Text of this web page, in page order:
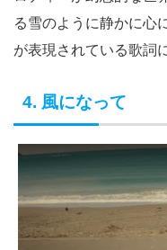
る雪のように静かに心
が表現されている歌詞
4. 風になって